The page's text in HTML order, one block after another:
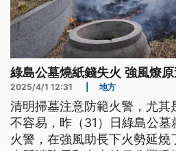
綠島公墓燒紙錢失火 強風燎
2025/4/1 12:31 地方
清明掃墓注意防範火警，尤其
不容易，昨（31）日綠島公
火警，在強風助長下火勢延燒